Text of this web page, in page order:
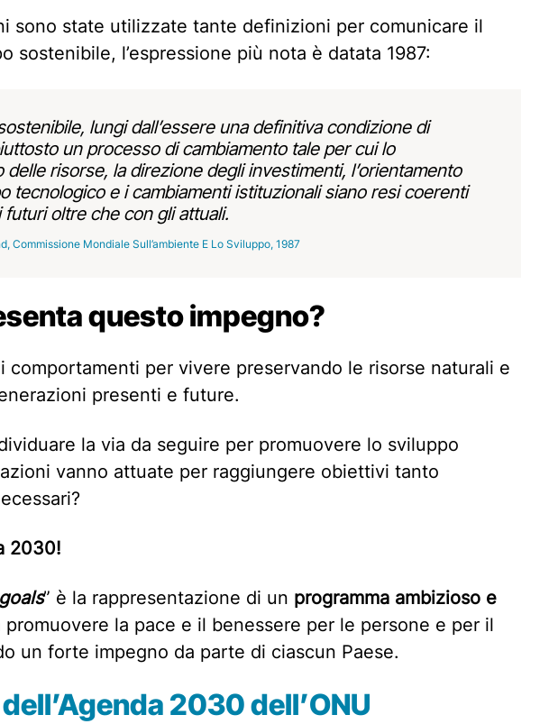
sono state utilizzate tante definizioni per comunicare il
sostenibile, l’espressione più nota è datata 1987:
lungi dall’essere una definitiva condizione di
un processo di cambiamento tale per cui lo
delle risorse, la direzione degli investimenti, l’orientamento
tecnologico e i cambiamenti istituzionali siano resi coerenti
futuri oltre che con gli attuali.
Commissione Mondiale Sull’ambiente E Lo Sviluppo, 1987
questo impegno?
comportamenti per vivere preservando le risorse naturali e
presenti e future.
la via da seguire per promuovere lo sviluppo
vanno attuate per raggiungere obiettivi tanto
2030!
goals” è la rappresentazione di un programma ambizioso e
promuovere la pace e il benessere per le persone e per il
un forte impegno da parte di ciascun Paese.
2030 dell’ONU